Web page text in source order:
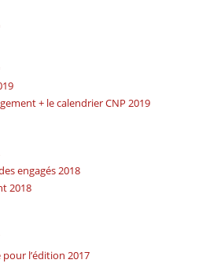
+ le calendrier CNP 2019
engagés 2018
2018
l’édition 2017